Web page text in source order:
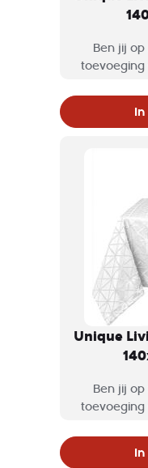
Ben jij
Unique
Ben jij